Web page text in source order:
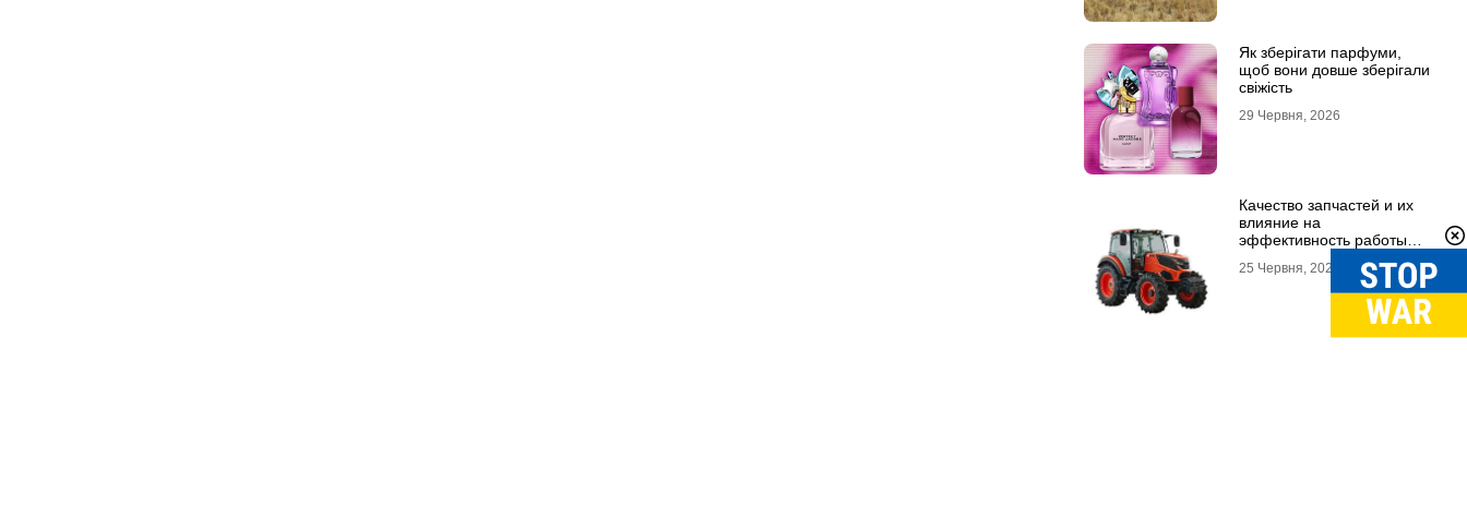
Як зберігати парфуми,
щоб вони довше зберігали
свіжість
29 Червня, 2026
Качество запчастей и их
влияние на
эффективность работы
25 Червня, 2026